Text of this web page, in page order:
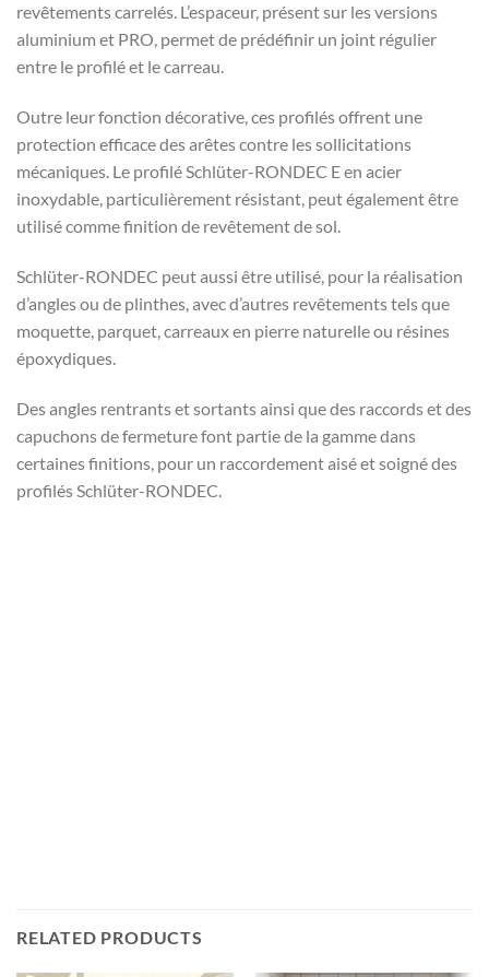
revêtements carrelés. L’espaceur, présent sur les versions
aluminium et PRO, permet de prédéfinir un joint régulier
entre le profilé et le carreau.
Outre leur fonction décorative, ces profilés offrent une
protection efficace des arêtes contre les sollicitations
mécaniques. Le profilé Schlüter-RONDEC E en acier
inoxydable, particulièrement résistant, peut également être
utilisé comme finition de revêtement de sol.
Schlüter-RONDEC peut aussi être utilisé, pour la réalisation
d’angles ou de plinthes, avec d’autres revêtements tels que
moquette, parquet, carreaux en pierre naturelle ou résines
époxydiques.
Des angles rentrants et sortants ainsi que des raccords et des
capuchons de fermeture font partie de la gamme dans
certaines finitions, pour un raccordement aisé et soigné des
profilés Schlüter-RONDEC.
RELATED PRODUCTS